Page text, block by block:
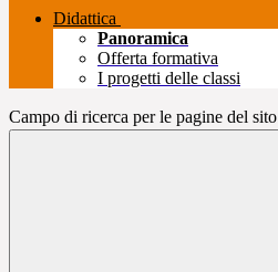
Didattica
Panoramica
Offerta formativa
I progetti delle classi
Campo di ricerca per le pagine del sito